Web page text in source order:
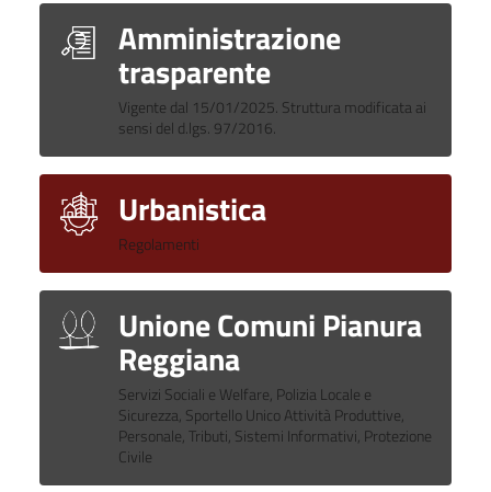
Amministrazione
trasparente
Vigente dal 15/01/2025. Struttura modificata ai
sensi del d.lgs. 97/2016.
Urbanistica
Regolamenti
Unione Comuni Pianura
Reggiana
Servizi Sociali e Welfare, Polizia Locale e
Sicurezza, Sportello Unico Attività Produttive,
Personale, Tributi, Sistemi Informativi, Protezione
Civile